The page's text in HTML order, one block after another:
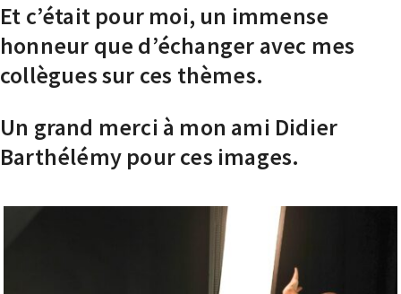
Et c’était pour moi, un immense
honneur que d’échanger avec mes
collègues sur ces thèmes.
Un grand merci à mon ami Didier
Barthélémy pour ces images.